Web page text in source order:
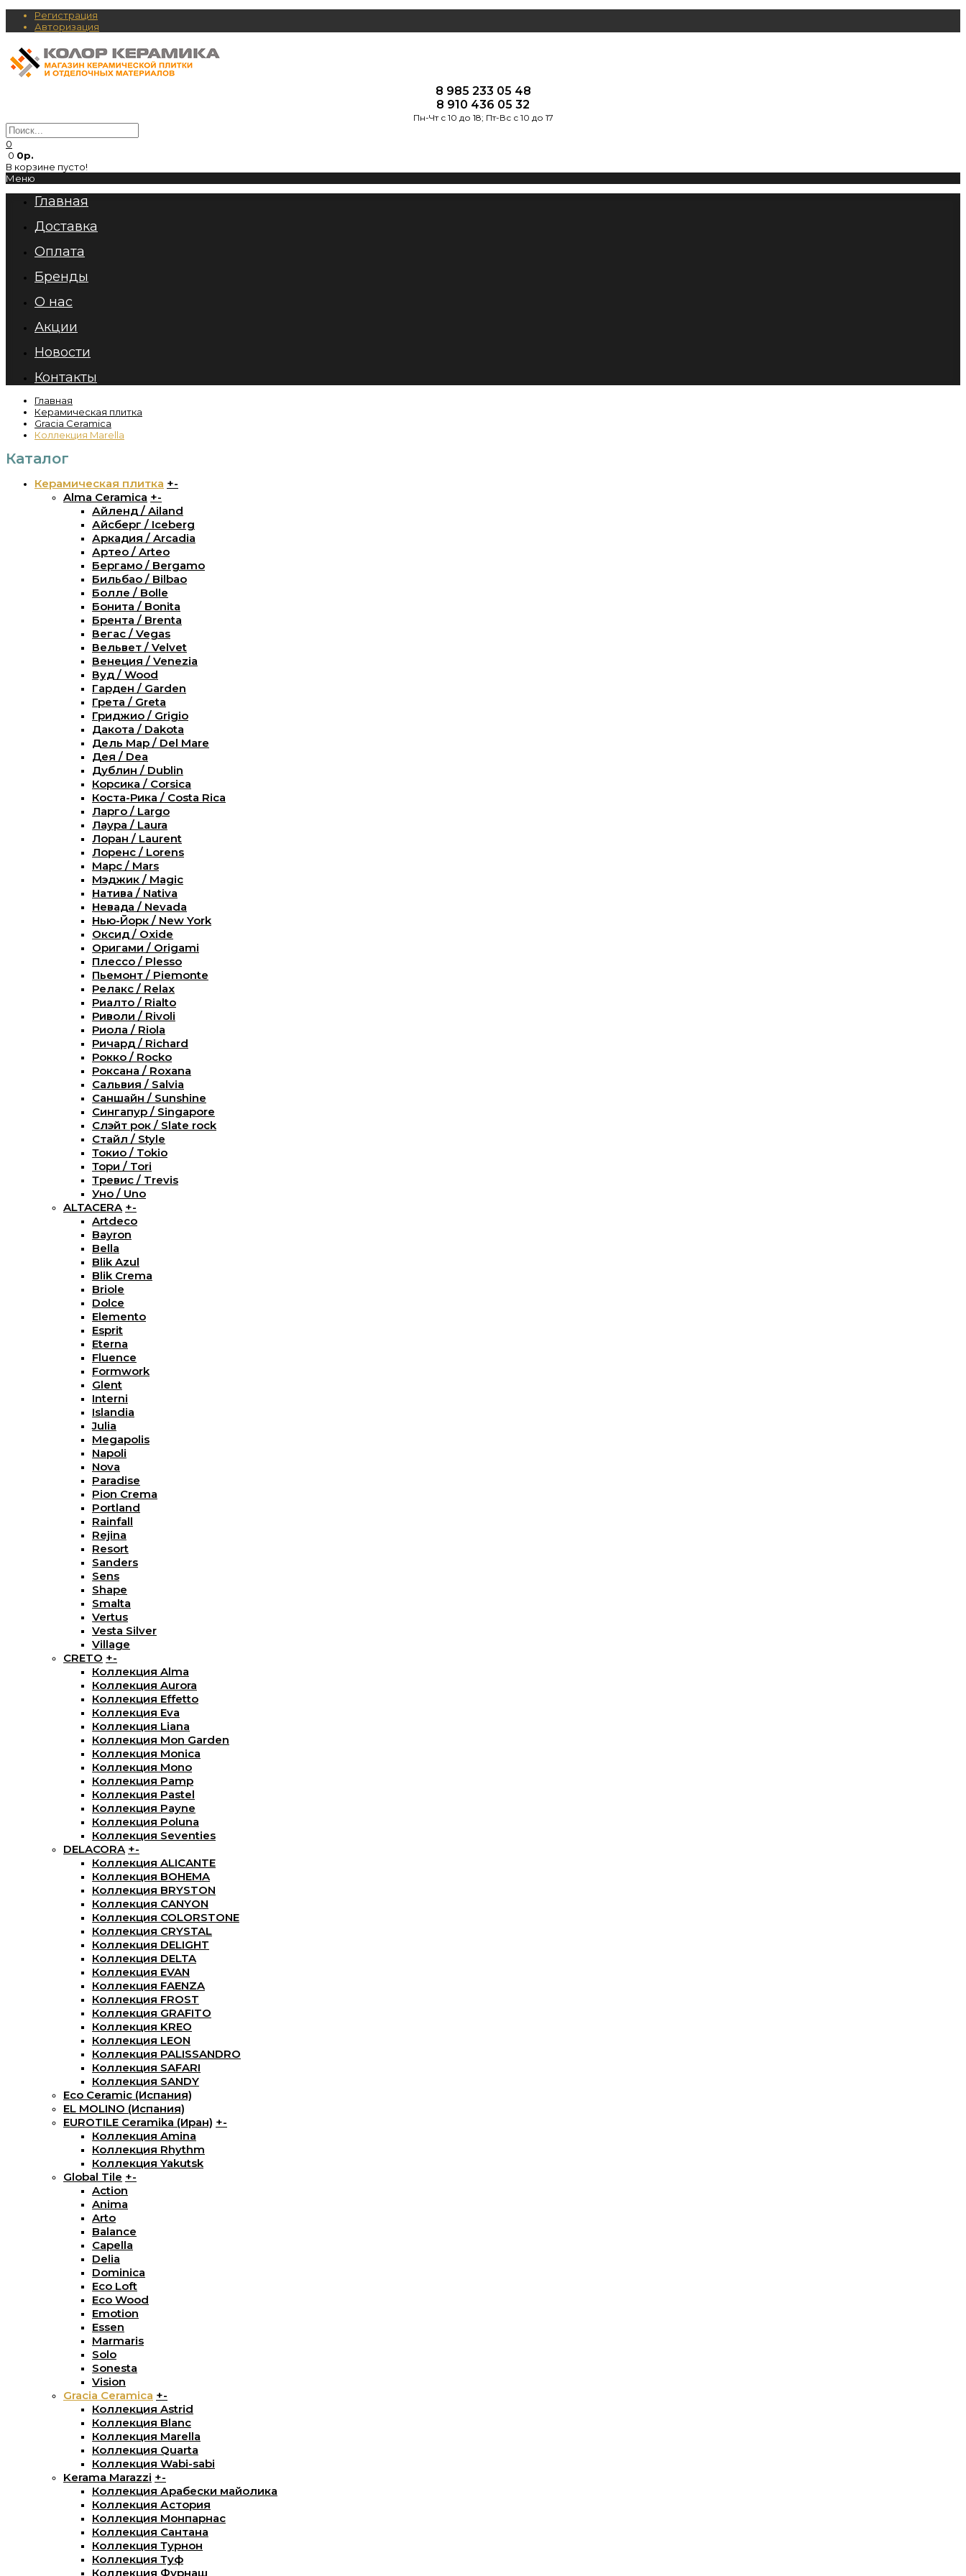
Регистрация
Авторизация
8 985 233 05 48
8 910 436 05 32
Пн-Чт с 10 до 18; Пт-Вс с 10 до 17
0
0 0р.
В корзине пусто!
Меню
Главная
Доставка
Оплата
Бренды
О нас
Акции
Новости
Контакты
Главная
Керамическая плитка
Gracia Ceramica
Коллекция Marella
Каталог
Керамическая плитка +-
Alma Ceramica +-
Айленд / Ailand
Айсберг / Iceberg
Аркадия / Arcadia
Артео / Arteo
Бергамо / Bergamo
Бильбао / Bilbao
Болле / Bolle
Бонита / Bonita
Брента / Brenta
Вегас / Vegas
Вельвет / Velvet
Венеция / Venezia
Вуд / Wood
Гарден / Garden
Грета / Greta
Гриджио / Grigio
Дакота / Dakota
Дель Мар / Del Mare
Дея / Dea
Дублин / Dublin
Корсика / Corsica
Коста-Рика / Costa Rica
Ларго / Largo
Лаура / Laura
Лоран / Laurent
Лоренс / Lorens
Марс / Mars
Мэджик / Magic
Натива / Nativa
Невада / Nevada
Нью-Йорк / New York
Оксид / Oxide
Оригами / Origami
Плессо / Plesso
Пьемонт / Piemonte
Релакс / Relax
Риалто / Rialto
Риволи / Rivoli
Риола / Riola
Ричард / Richard
Рокко / Rocko
Роксана / Roxana
Сальвия / Salvia
Саншайн / Sunshine
Сингапур / Singapore
Слэйт рок / Slate rock
Стайл / Style
Токио / Tokio
Тори / Tori
Тревис / Trevis
Уно / Uno
ALTACERA +-
Artdeco
Bayron
Bella
Blik Azul
Blik Crema
Briole
Dolce
Elemento
Esprit
Eterna
Fluence
Formwork
Glent
Interni
Islandia
Julia
Megapolis
Napoli
Nova
Paradise
Pion Crema
Portland
Rainfall
Rejina
Resort
Sanders
Sens
Shape
Smalta
Vertus
Vesta Silver
Village
CRETO +-
Коллекция Alma
Коллекция Aurora
Коллекция Effetto
Коллекция Eva
Коллекция Liana
Коллекция Mon Garden
Коллекция Monica
Коллекция Mono
Коллекция Pamp
Коллекция Pastel
Коллекция Payne
Коллекция Poluna
Коллекция Seventies
DELACORA +-
Коллекция ALICANTE
Коллекция BOHEMA
Коллекция BRYSTON
Коллекция CANYON
Коллекция COLORSTONE
Коллекция CRYSTAL
Коллекция DELIGHT
Коллекция DELTA
Коллекция EVAN
Коллекция FAENZA
Коллекция FROST
Коллекция GRAFITO
Коллекция KREO
Коллекция LEON
Коллекция PALISSANDRO
Коллекция SAFARI
Коллекция SANDY
Eco Ceramic (Испания)
EL MOLINO (Испания)
EUROTILE Ceramika (Иран) +-
Коллекция Amina
Коллекция Rhythm
Коллекция Yakutsk
Global Tile +-
Action
Anima
Arto
Balance
Capella
Delia
Dominica
Eco Loft
Eco Wood
Emotion
Essen
Marmaris
Solo
Sonesta
Vision
Gracia Ceramica +-
Коллекция Astrid
Коллекция Blanc
Коллекция Marella
Коллекция Quarta
Коллекция Wabi-sabi
Kerama Marazzi +-
Коллекция Арабески майолика
Коллекция Астория
Коллекция Монпарнас
Коллекция Сантана
Коллекция Турнон
Коллекция Туф
Коллекция Фурнаш